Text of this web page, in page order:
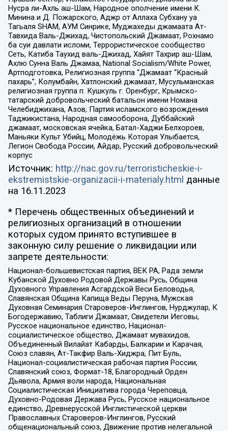
Нусра ли-Ахль аш-Шам, Народное ополчение имени К.
Минина и Д. Пожарского, Аджр от Аллаха Субхану уа
Тагьаля SHAM, АУМ Синрике, Муджахеды джамаата Ат-
Тавхида Валь-Джихад, Чистопольский Джамаат, Рохнамо
ба суи давлати исломи, Террористическое сообщество
Сеть, Катиба Таухид валь-Джихад, Хайят Тахрир аш-Шам,
Ахлю Сунна Валь Джамаа, National Socialism/White Power,
Артподготовка, Религиозная группа “Джамаат “Красный
пахарь”, Колумбайн, Хатлонский джамаат, Мусульманская
религиозная группа п. Кушкуль г. Оренбург, Крымско-
татарский добровольческий батальон имени Номана
Челебиджихана, Азов, Партия исламского возрождения
Таджикистана, Народная самооборона, Дуббайский
джамаат, московская ячейка, Батал-Хаджи Белхороев,
Маньяки Культ Убийц, Молодёжь Которая Улыбается,
Легион Свобода России, Айдар, Русский добровольческий
корпус
Источник: http://nac.gov.ru/terroristicheskie-i-
ekstremistskie-organizacii-i-materialy.html данные
на 16.11.2023
* Перечень общественных объединений и
религиозных организаций в отношении
которых судом принято вступившее в
законную силу решение о ликвидации или
запрете деятельности:
Национал-большевистская партия, ВЕК РА, Рада земли
Кубанской Духовно Родовой Державы Русь, Община
Духовного Управления Асгардской Веси Беловодья,
Славянская Община Капища Веды Перуна, Мужская
Духовная Семинария Староверов-Инглингов, Нурджулар, К
Богодержавию, Таблиги Джамаат, Свидетели Иеговы,
Русское национальное единство, Национал-
социалистическое общество, Джамаат мувахидов,
Объединенный Вилайат Кабарды, Балкарии и Карачая,
Союз славян, Ат-Такфир Валь-Хиджра, Пит Буль,
Национал-социалистическая рабочая партия России,
Славянский союз, Формат-18, Благородный Орден
Дьявола, Армия воли народа, Национальная
Социалистическая Инициатива города Череповца,
Духовно-Родовая Держава Русь, Русское национальное
единство, Древнерусской Инглистической церкви
Православных Староверов-Инглингов, Русский
общенациональный союз, Движение против нелегальной